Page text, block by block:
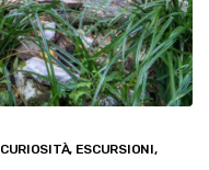
CURIOSITÀ, ESCURSIONI,